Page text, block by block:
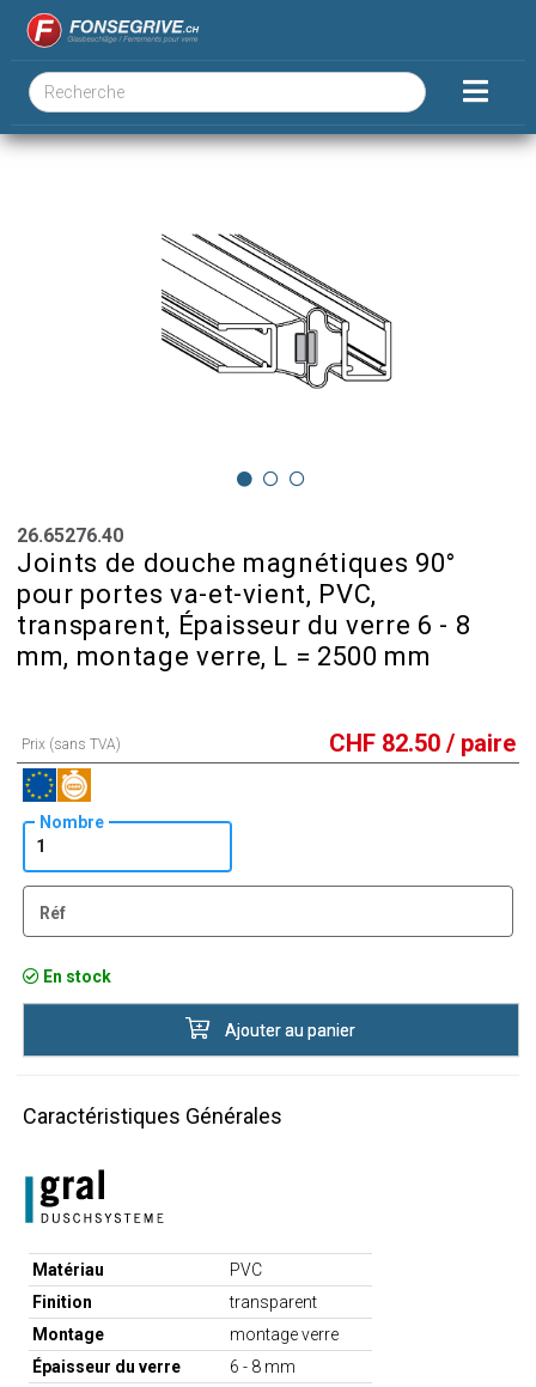
26.65276.40
Joints de douche magnétiques 90°
pour portes va-et-vient, PVC,
transparent, Épaisseur du verre 6 - 8
mm, montage verre, L = 2500 mm
Prix (sans TVA) CHF 82.50 / paire
Nombre
Réf
En stock
Ajouter au panier
Caractéristiques Générales
Matériau
PVC
Finition
transparent
Montage
montage verre
Épaisseur du verre
6 - 8 mm